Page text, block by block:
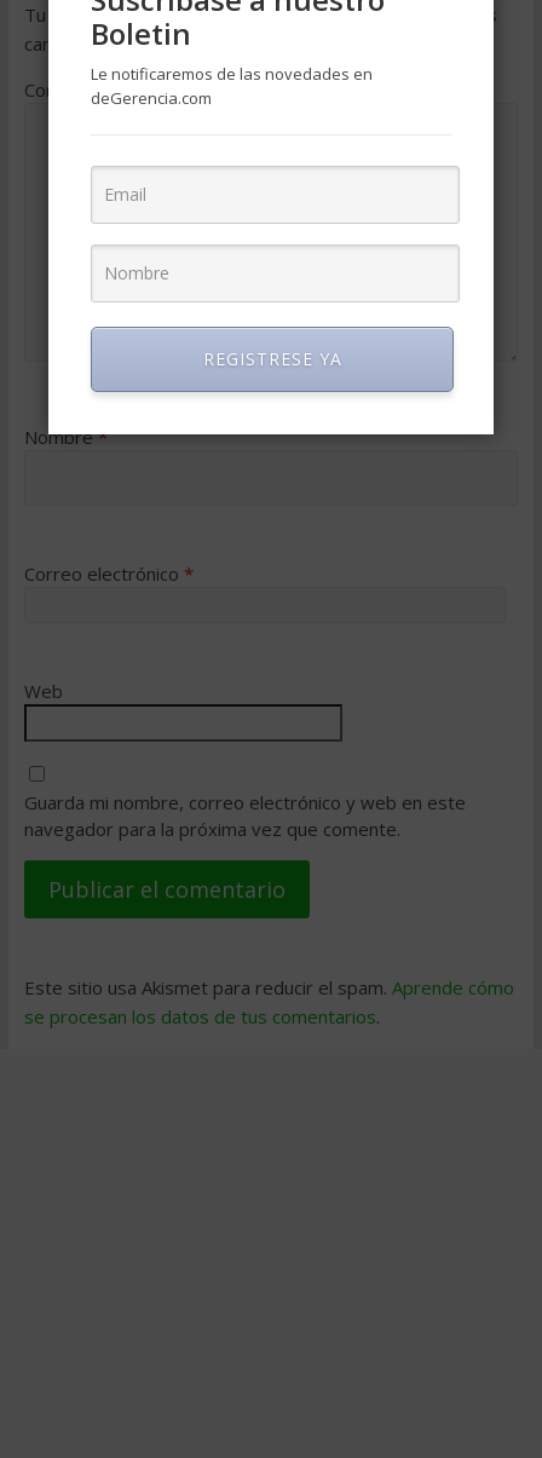
Tu dirección de correo electrónico no será publicada.
Los
campos obligatorios están marcados con
Comentario*
Nombre*
Correo electrónico *
Web
Guarda mi nombre, correo electrónico y web en este
navegador para la próxima vez que comente.
Este sitio usa Akismet para reducir el spam. Aprende cómo
se procesan los datos de tus comentarios.
Boletin
Le notificaremos de las novedades en
deGerencia.com
REGISTRESE YA